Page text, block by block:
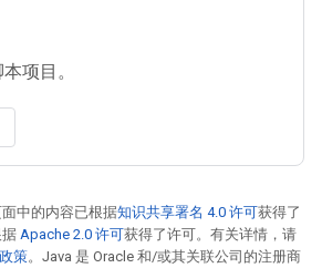
项目。
中的内容已根据知识共享署名 4.0 许可获得了
Apache 2.0 许可获得了许可。有关详情，请
策。Java 是 Oracle 和/或其关联公司的注册商